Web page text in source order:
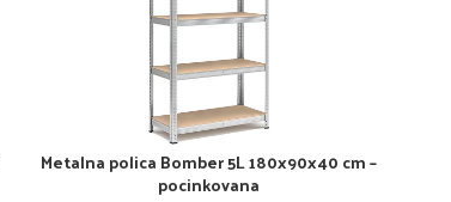
Metalna polica Bomber 5L 180x90x40 cm –
pocinkovana